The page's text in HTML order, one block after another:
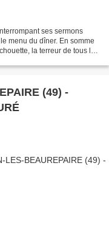
ses sermons
menu du dîner. En somme
la terreur de tous les
(49) -